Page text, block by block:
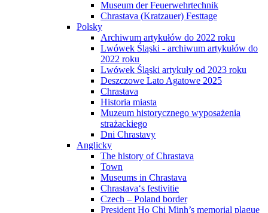
Museum der Feuerwehrtechnik
Chrastava (Kratzauer) Festtage
Polsky
Archiwum artykułów do 2022 roku
Lwówek Śląski - archiwum artykułów do
2022 roku
Lwówek Śląski artykuły od 2023 roku
Deszczowe Lato Agatowe 2025
Chrastava
Historia miasta
Muzeum historycznego wyposażenia
strażackiego
Dni Chrastavy
Anglicky
The history of Chrastava
Town
Museums in Chrastava
Chrastava‘s festivitie
Czech – Poland border
President Ho Chi Minh’s memorial plague